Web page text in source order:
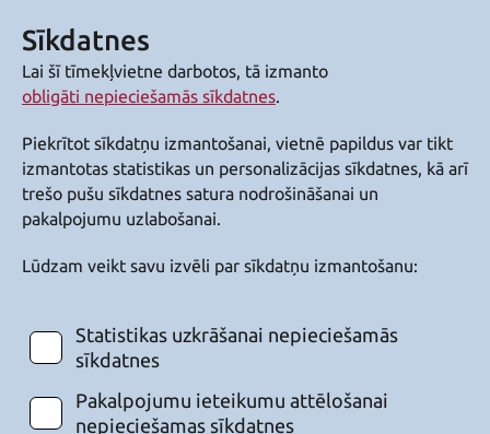
Sīkdatnes
Lai šī tīmekļvietne darbotos, tā izmanto
obligāti nepieciešamās sīkdatnes.
Piekrītot sīkdatņu izmantošanai, vietnē papildus var tikt
izmantotas statistikas un personalizācijas sīkdatnes, kā arī
trešo pušu sīkdatnes satura nodrošināšanai un
pakalpojumu uzlabošanai.
Lūdzam veikt savu izvēli par sīkdatņu izmantošanu:
Statistikas uzkrāšanai nepieciešamās
sīkdatnes
Pakalpojumu ieteikumu attēlošanai
nepieciešamas sīkdatnes